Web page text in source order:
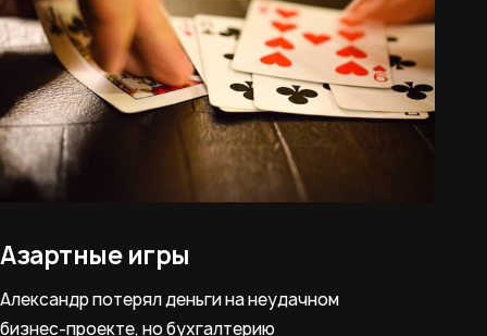
Азартные игры
Александр потерял деньги на неудачном
бизнес-проекте, но бухгалтерию